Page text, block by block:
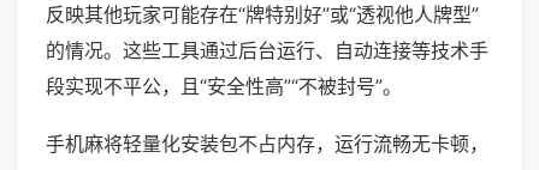
反映其他玩家可能存在“牌特别好”或“透视他人牌型”
的情况。这些工具通过后台运行、自动连接等技术手
段实现不平公，且“安全性高”“不被封号”。
手机麻将轻量化安装包不占内存，运行流畅无卡顿，